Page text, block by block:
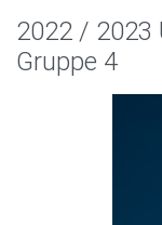
2022 / 2023
Gruppe 4